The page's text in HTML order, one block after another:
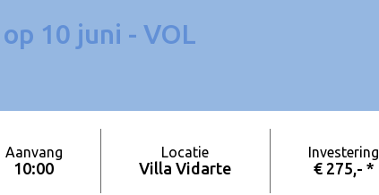
10 juni - VOL
Aanvang
10:00
Locatie
Villa Vidarte
Investering
€ 275,- *